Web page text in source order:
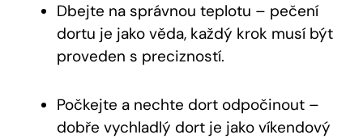
Dbejte na správnou teplotu – pečení
dortu je jako věda, ​každý krok musí být
proveden s precizností.
Počkejte ⁢a nechte dort odpočinout –
dobře‌ vychladlý dort je jako víkendový